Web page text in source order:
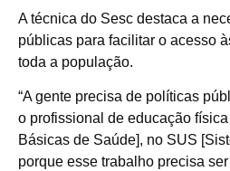
A técnica do Sesc destaca a
públicas para facilitar o acesso
toda a população.
“A gente precisa de políticas
o profissional de educação
Básicas de Saúde], no SUS
porque esse trabalho precisa